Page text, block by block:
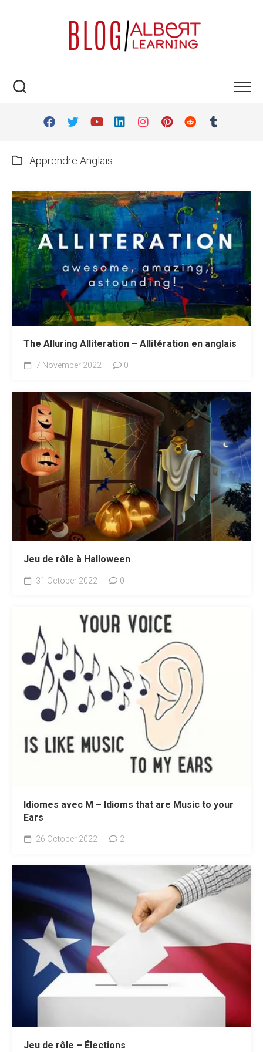
Apprendre Anglais
The Alluring Alliteration – Allitération en anglais
7 November 2022 0
Jeu de rôle à Halloween
31 October 2022 0
Idiomes avec M – Idioms that are Music to your
Ears
26 October 2022 2
Jeu de rôle – Élections